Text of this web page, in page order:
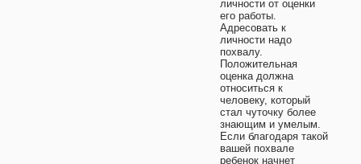
личности от оценки
его работы.
Адресовать к
личности надо
похвалу.
Положительная
оценка должна
относиться к
человеку, который
стал чуточку более
знающим и умелым.
Если благодаря такой
вашей похвале
ребенок начнет